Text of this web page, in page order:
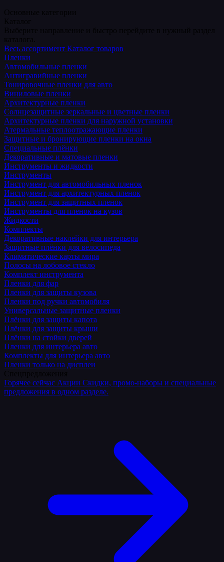
Весь ассортимент Каталог товаров
Пленки
Автомобильные пленки
Антигравийные пленки
Тонировочные пленки для авто
Виниловые пленки
Архитектурные пленки
Солнцезащитные зеркальные и цветные пленки
Архитектурные пленки для наружной установки
Атермальные теплоотражающие пленки
Защитные и бронирующие пленки на окна
Специальные плёнки
Декоративные и матовые пленки
Инструменты и жидкости
Инструменты
Инструмент для автомобильных пленок
Инструмент для архитектурных пленок
Инструмент для защитных пленок
Инструменты для пленок на кузов
Жидкости
Комплекты
Декоративные наклейки для интерьера
Защитные плёнки для велосипеда
Климатические карты мира
Полосы на лобовое стекло
Комплект инструмента
Пленки для фар
Пленки для защиты кузова
Пленки под ручки автомобиля
Универсальные защитные пленки
Плёнки для защиты капота
Плёнки для защиты крыши
Плёнки на стойки дверей
Пленки для интерьера авто
Комплекты для интерьера авто
Пленки только на дисплеи
Горячее сейчас Акции Скидки, промо-наборы и специальные
предложения в одном разделе.